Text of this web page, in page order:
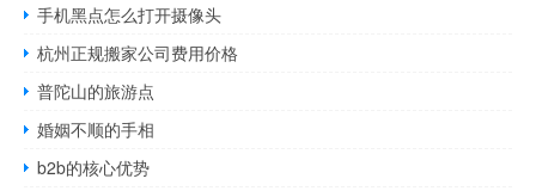
手机黑点怎么打开摄像头
杭州正规搬家公司费用价格
普陀山的旅游点
婚姻不顺的手相
b2b的核心优势